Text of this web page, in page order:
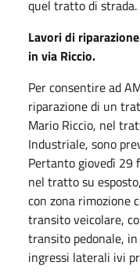
quel tratto di strada.
Lavori di
in via Riccio.
Per consentire ad
riparazione di un
Mario Riccio, nel
Industriale, sono
Pertanto giovedì 29
nel tratto su
con zona rimozione
transito veicolare,
transito pedonale, in
ingressi laterali ivi